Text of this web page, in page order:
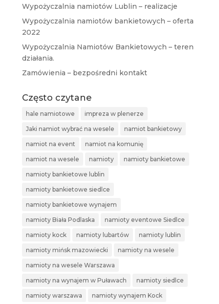
Wypożyczalnia namiotów Lublin – realizacje
Wypożyczalnia namiotów bankietowych – oferta
2022
Wypożyczalnia Namiotów Bankietowych – teren
działania.
Zamówienia – bezpośredni kontakt
Często czytane
hale namiotowe impreza w plenerze
Jaki namiot wybrać na wesele namiot bankietowy
namiot na event namiot na komunię
namiot na wesele namioty namioty bankietowe
namioty bankietowe lublin
namioty bankietowe siedlce
namioty bankietowe wynajem
namioty Biała Podlaska namioty eventowe Siedlce
namioty kock namioty lubartów namioty lublin
namioty mińsk mazowiecki namioty na wesele
namioty na wesele Warszawa
namioty na wynajem w Puławach namioty siedlce
namioty warszawa namioty wynajem Kock